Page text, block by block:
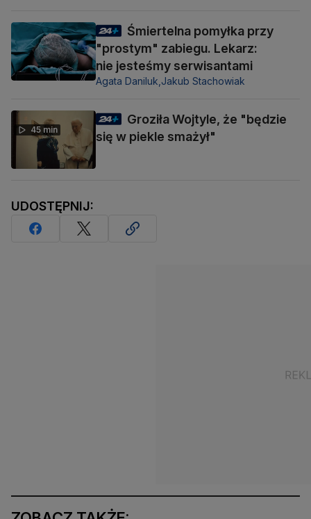
Śmiertelna pomyłka przy
"prostym" zabiegu. Lekarz:
nie jesteśmy serwisantami
Agata Daniluk, Jakub Stachowiak
45 min
Groziła Wojtyle, że "będzie
się w piekle smażył"
UDOSTĘPNIJ: